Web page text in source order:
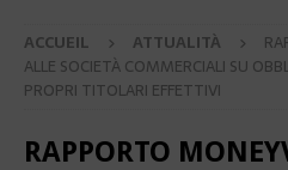
ACCUEIL ATTUALITÀ
ALLE SOCIETÀ COMMERCIALI SU
PROPRI TITOLARI EFFETTIVI
RAPPORTO